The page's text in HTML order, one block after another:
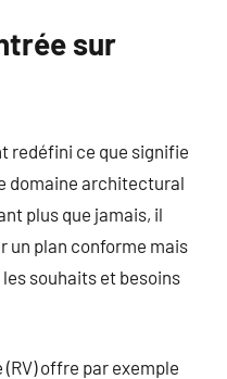
sur
redéfini ce que signifie
domaine architectural
plus que jamais, il
un plan conforme mais
souhaits et besoins
offre par exemple